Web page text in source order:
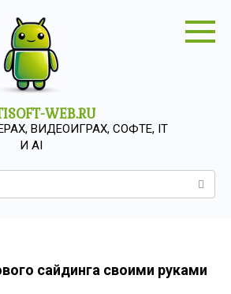
WEB.RU
ВИДЕОИГРАХ, СОФТЕ, IT
И AI
сайдинга своими руками